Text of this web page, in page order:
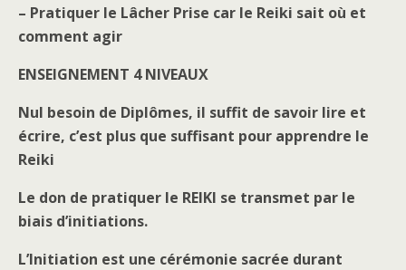
– Pratiquer le Lâcher Prise car le Reiki sait où et
comment agir
ENSEIGNEMENT 4 NIVEAUX
Nul besoin de Diplômes, il suffit de savoir lire et
écrire, c’est plus que suffisant pour apprendre le
Reiki
Le don de pratiquer le REIKI se transmet par le
biais d’initiations.
L’Initiation est une cérémonie sacrée durant